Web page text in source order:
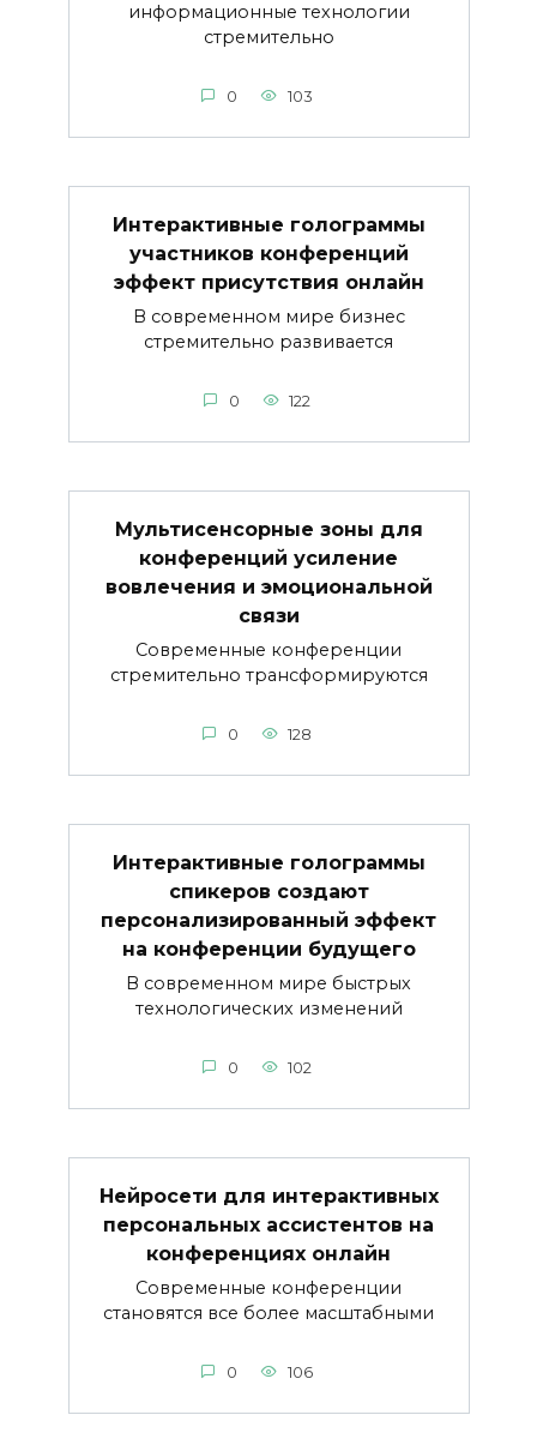
информационные технологии
стремительно
0 103
Интерактивные голограммы
участников конференций
эффект присутствия онлайн
В современном мире бизнес
стремительно развивается
0 122
Мультисенсорные зоны для
конференций усиление
вовлечения и эмоциональной
связи
Современные конференции
стремительно трансформируются
0 128
Интерактивные голограммы
спикеров создают
персонализированный эффект
на конференции будущего
В современном мире быстрых
технологических изменений
0 102
Нейросети для интерактивных
персональных ассистентов на
конференциях онлайн
Современные конференции
становятся все более масштабными
0 106